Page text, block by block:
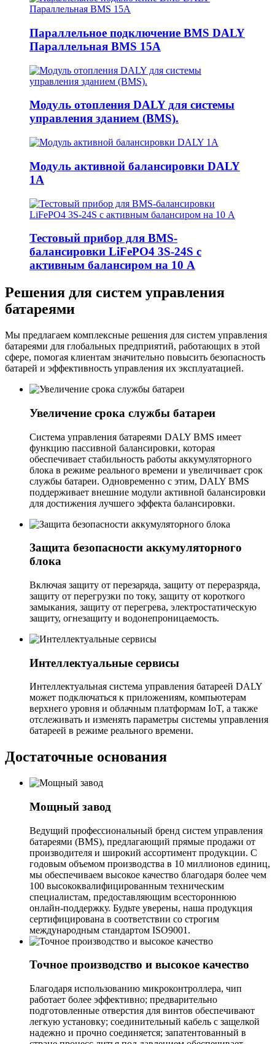
Параллельное подключение BMS DALY
Параллельная BMS 15A
Модуль отопления DALY для системы
управления зданием (BMS).
Модуль активной балансировки DALY
1A
Тестовый прибор для BMS-
балансировки LiFePO4 3S-24S с
активным балансиром на 10 А
Решения для систем управления
батареями
Мы предлагаем комплексные решения для систем управления
батареями для глобальных предприятий, работающих в этой
сфере, помогая клиентам значительно повысить безопасность
батарей и эффективность управления их эксплуатацией.
Увеличение срока службы батареи
Система управления батареями DALY BMS имеет
функцию пассивной балансировки, которая
обеспечивает стабильность работы аккумуляторного
блока в режиме реального времени и увеличивает срок
службы батареи. Одновременно с этим, DALY BMS
поддерживает внешние модули активной балансировки
для достижения лучшего эффекта балансировки.
Защита безопасности аккумуляторного
блока
Включая защиту от перезаряда, защиту от переразряда,
защиту от перегрузки по току, защиту от короткого
замыкания, защиту от перегрева, электростатическую
защиту, огнезащиту и водонепроницаемость.
Интеллектуальные сервисы
Интеллектуальная система управления батареей DALY
может подключаться к приложениям, компьютерам
верхнего уровня и облачным платформам IoT, а также
отслеживать и изменять параметры системы управления
батареей в режиме реального времени.
Достаточные основания
Мощный завод
Ведущий профессиональный бренд систем управления
батареями (BMS), предлагающий прямые продажи от
производителя и широкий ассортимент продукции. С
годовым объемом производства в 10 миллионов единиц,
мы обеспечиваем высокое качество благодаря более чем
100 высококвалифицированным техническим
специалистам, предоставляющим всестороннюю
онлайн-поддержку. Будьте уверены, наша продукция
сертифицирована в соответствии со строгим
международным стандартом ISO9001.
Точное производство и высокое качество
Благодаря использованию микроконтроллера, чип
работает более эффективно; предварительно
подготовленные отверстия для винтов обеспечивают
легкую установку; соединительный кабель с защелкой
надежно и прочно соединяется; запатентованный в